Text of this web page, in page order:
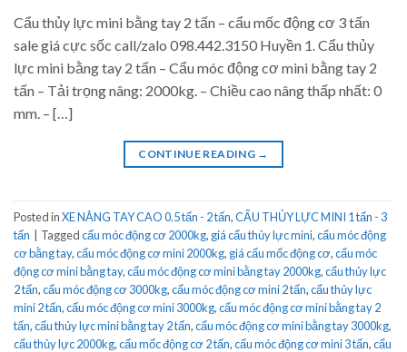
Cẩu thủy lực mini bằng tay 2 tấn – cẩu mốc động cơ 3 tấn
sale giá cực sốc call/zalo 098.442.3150 Huyền 1. Cẩu thủy
lực mini bằng tay 2 tấn – Cẩu móc động cơ mini bằng tay 2
tấn – Tải trọng nâng: 2000kg. – Chiều cao nâng thấp nhất: 0
mm. – […]
CONTINUE READING →
Posted inXE NÂNG TAY CAO 0.5 tấn - 2 tấn,CẨU THỦY LỰC MINI 1 tấn - 3
tấn
Taggedcẩu móc động cơ 2000kg, giá cẩu thủy lực mini,cẩu móc động
cơ bằng tay,cẩu móc động cơ mini 2000kg, giá cẩu mốc động cơ,cẩu móc
động cơ mini bằng tay,cẩu móc động cơ mini bằng tay 2000kg,cẩu thủy lực
2 tấn,cẩu móc động cơ 3000kg,cẩu móc động cơ mini 2 tấn,cẩu thủy lực
mini 2 tấn,cẩu móc động cơ mini 3000kg,cẩu móc động cơ mini bằng tay 2
tấn,cẩu thủy lực mini bằng tay 2 tấn,cẩu móc động cơ mini bằng tay 3000kg,
cẩu thủy lực 2000kg,cẩu mốc động cơ 2 tấn,cẩu móc động cơ mini 3 tấn,cẩu